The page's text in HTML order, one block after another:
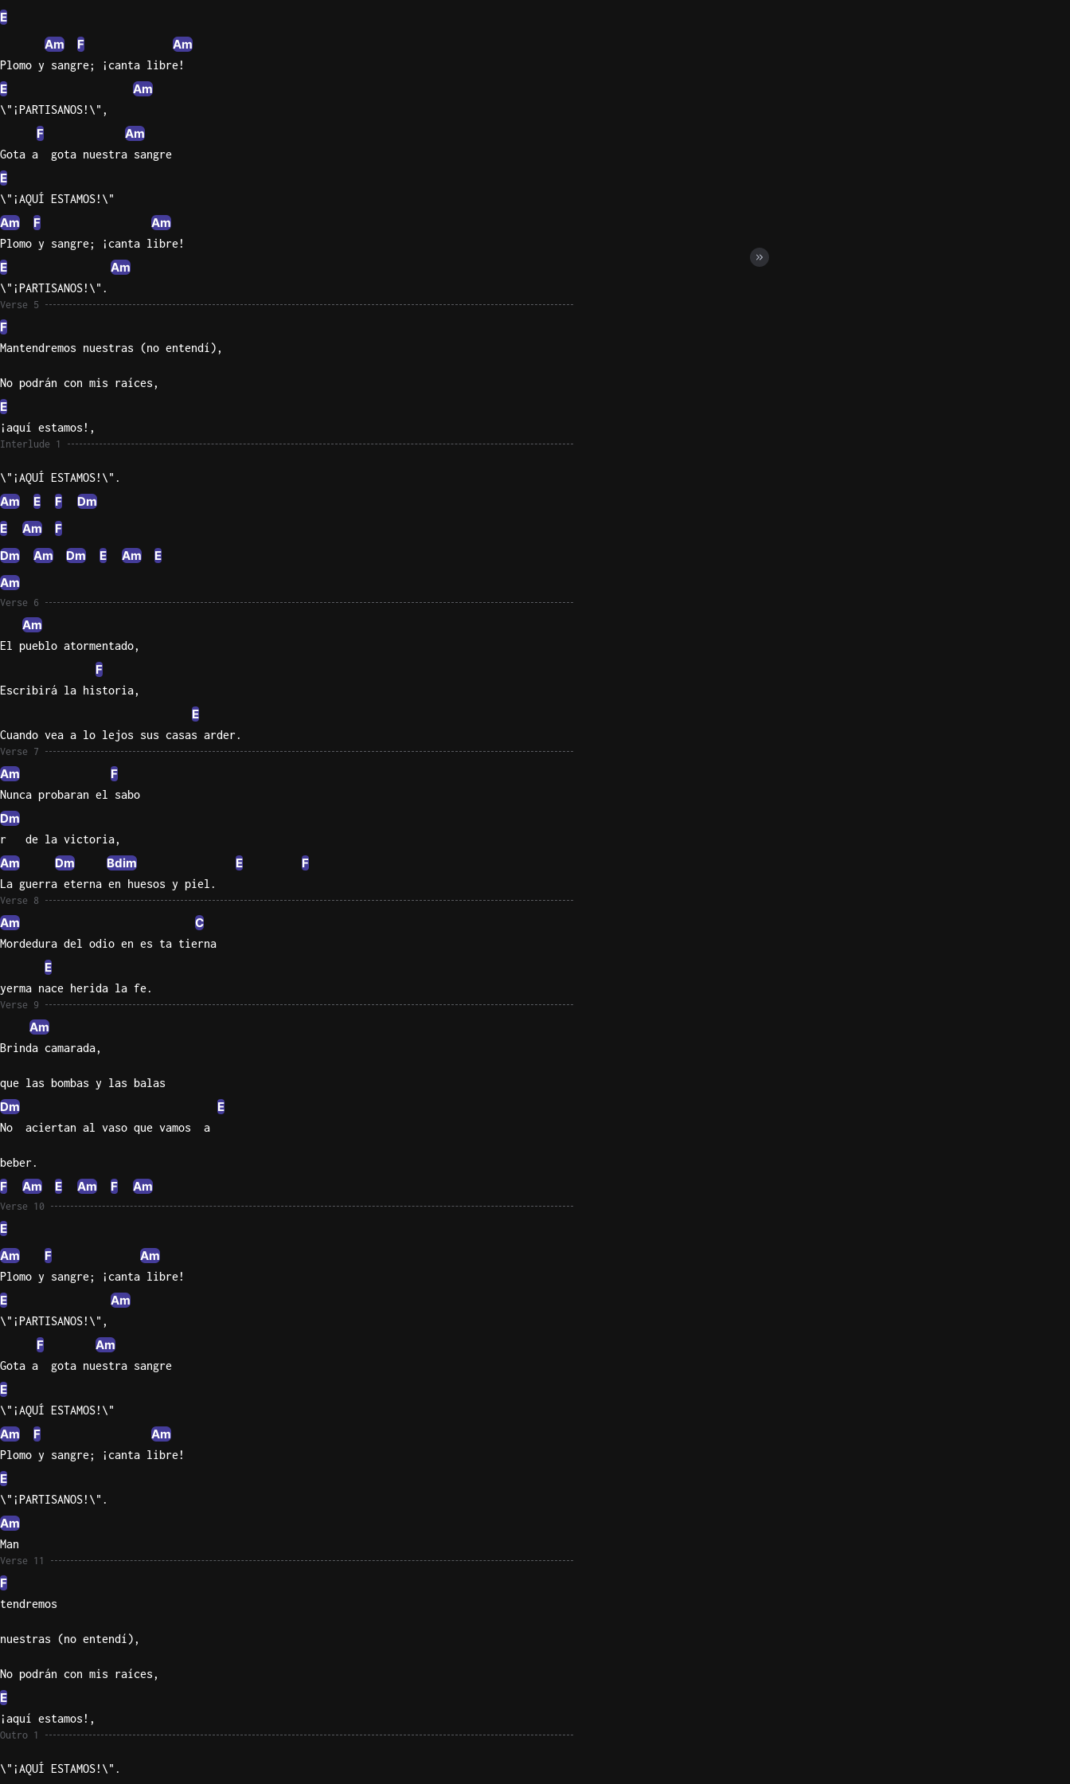
E
Am
F Am
Plomo y sangre; ¡canta libre!
E Am
\"¡PARTISANOS!\",
F Am
Gota a  gota nuestra sangre
E
\"¡AQUÍ ESTAMOS!\"
Am F Am
Plomo y sangre; ¡canta libre!
E Am
\"¡PARTISANOS!\".
Verse 5
F
Mantendremos nuestras (no entendí),
No podrán con mis raíces,
E
¡aquí estamos!,
Interlude 1
\"¡AQUÍ ESTAMOS!\".
Am E F
Dm
E
Am
F
Dm
Am Dm E Am
E
Am
Verse 6
Am
El pueblo atormentado,
F
Escribirá la historia,
E
Cuando vea a lo lejos sus casas arder.
Verse 7
Am F
Nunca probaran el sabo
Dm
r   de la victoria,
Am Dm Bdim E F
La guerra eterna en huesos y piel.
Verse 8
Am C
Mordedura del odio en es ta tierna
E
yerma nace herida la fe.
Verse 9
Am
Brinda camarada,
que las bombas y las balas
Dm E
No  aciertan al vaso que vamos  a
beber.
F Am E Am F Am
Verse 10
E
Am
F Am
Plomo y sangre; ¡canta libre!
E Am
\"¡PARTISANOS!\",
F Am
Gota a  gota nuestra sangre
E
\"¡AQUÍ ESTAMOS!\"
Am F Am
Plomo y sangre; ¡canta libre!
E
\"¡PARTISANOS!\".
Am
Man
Verse 11
F
tendremos
nuestras (no entendí),
No podrán con mis raíces,
E
¡aquí estamos!,
Outro 1
\"¡AQUÍ ESTAMOS!\".